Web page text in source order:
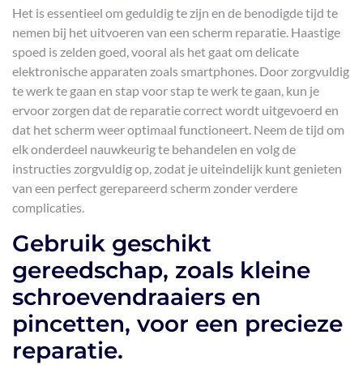
Het is essentieel om geduldig te zijn en de benodigde tijd te
nemen bij het uitvoeren van een scherm reparatie. Haastige
spoed is zelden goed, vooral als het gaat om delicate
elektronische apparaten zoals smartphones. Door zorgvuldig
te werk te gaan en stap voor stap te werk te gaan, kun je
ervoor zorgen dat de reparatie correct wordt uitgevoerd en
dat het scherm weer optimaal functioneert. Neem de tijd om
elk onderdeel nauwkeurig te behandelen en volg de
instructies zorgvuldig op, zodat je uiteindelijk kunt genieten
van een perfect gerepareerd scherm zonder verdere
complicaties.
Gebruik geschikt
gereedschap, zoals kleine
schroevendraaiers en
pincetten, voor een precieze
reparatie.